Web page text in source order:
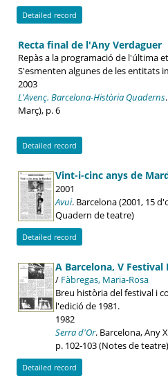
Detailed record
Recta final de l'Any Verdaguer
Repàs a la programació de l'última
S'esmenten algunes de les entitats
2003
L'Avenç. Barcelona-Història Quaderns
Març), p. 6
Detailed record
Vint-i-cinc anys de
2001
Avui. Barcelona (2001, 15
Quadern de teatre)
Detailed record
A Barcelona, V
/ Fàbregas, Maria-Rosa
Breu història del festival i
l'edició de 1981.
1982
Serra d'Or. Barcelona, Any
p. 102-103 (Notes de teatre)
Detailed record